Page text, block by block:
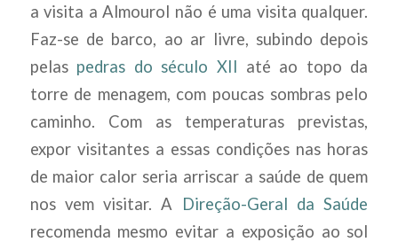
a visita a Almourol não é uma visita qualquer.
Faz-se de barco, ao ar livre, subindo depois
pelas pedras do século XII até ao topo da
torre de menagem, com poucas sombras pelo
caminho. Com as temperaturas previstas,
expor visitantes a essas condições nas horas
de maior calor seria arriscar a saúde de quem
nos vem visitar. A
Direção-Geral da Saúde
recomenda mesmo evitar a exposição ao sol